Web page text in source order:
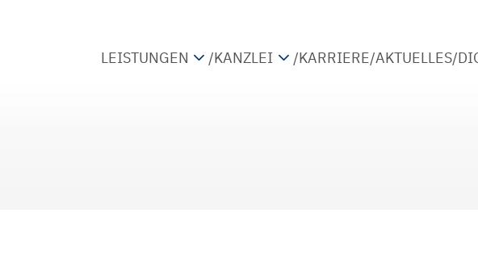
LEISTUNGEN
/KANZLEI
/KARRIERE/AKTUELLES/